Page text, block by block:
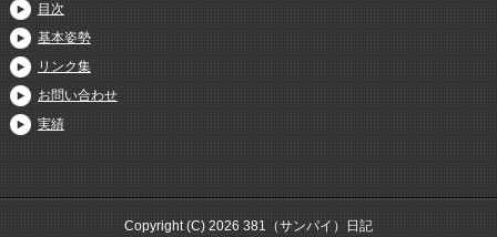
目次
基本姿勢
リンク集
お問い合わせ
実績
Copyright (C) 2026 381（サンパイ）日記